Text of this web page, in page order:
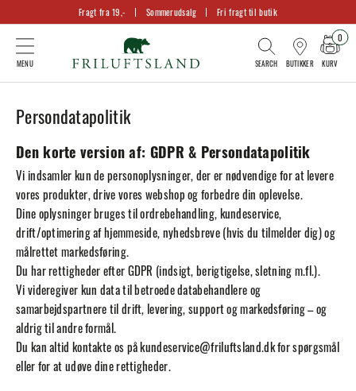
Fragt fra 19,- Sommerudsalg Fri fragt til butik
BUTIKKER KURV
0
Persondatapolitik
Den korte version af: GDPR & Persondatapolitik
Vi indsamler kun de personoplysninger, der er nødvendige for at levere
vores produkter, drive vores webshop og forbedre din oplevelse.
Dine oplysninger bruges til ordrebehandling, kundeservice,
drift/optimering af hjemmeside, nyhedsbreve (hvis du tilmelder dig) og
målrettet markedsføring.
Du har rettigheder efter GDPR (indsigt, berigtigelse, sletning m.fl.).
Vi videregiver kun data til betroede databehandlere og
samarbejdspartnere til drift, levering, support og markedsføring – og
aldrig til andre formål.
Du kan altid kontakte os påkundeservice@friluftsland.dkfor spørgsmål
eller for at udøve dine rettigheder.